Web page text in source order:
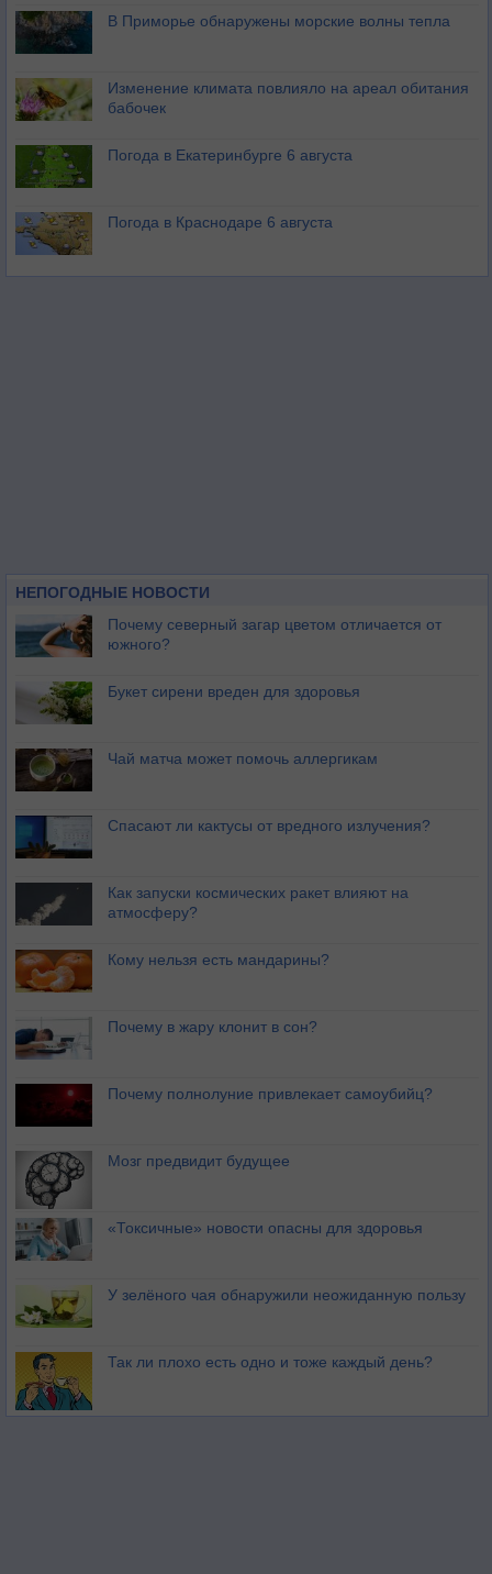
В Приморье обнаружены морские волны тепла
Изменение климата повлияло на ареал обитания
бабочек
Погода в Екатеринбурге 6 августа
Погода в Краснодаре 6 августа
НЕПОГОДНЫЕ НОВОСТИ
Почему северный загар цветом отличается от
южного?
Букет сирени вреден для здоровья
Чай матча может помочь аллергикам
Спасают ли кактусы от вредного излучения?
Как запуски космических ракет влияют на
атмосферу?
Кому нельзя есть мандарины?
Почему в жару клонит в сон?
Почему полнолуние привлекает самоубийц?
Мозг предвидит будущее
«Токсичные» новости опасны для здоровья
У зелёного чая обнаружили неожиданную пользу
Так ли плохо есть одно и тоже каждый день?